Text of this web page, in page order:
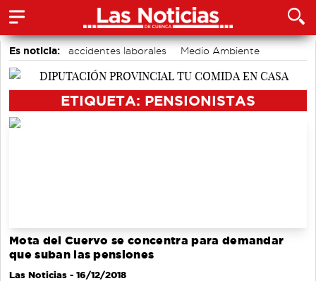
Es noticia: accidentes laborales
Medio Ambiente
Bádminton
Actividades culturales en Cuenca
ETIQUETA: PENSIONISTAS
Mota del Cuervo se concentra para demandar
que suban las pensiones
Las Noticias - 16/12/2018